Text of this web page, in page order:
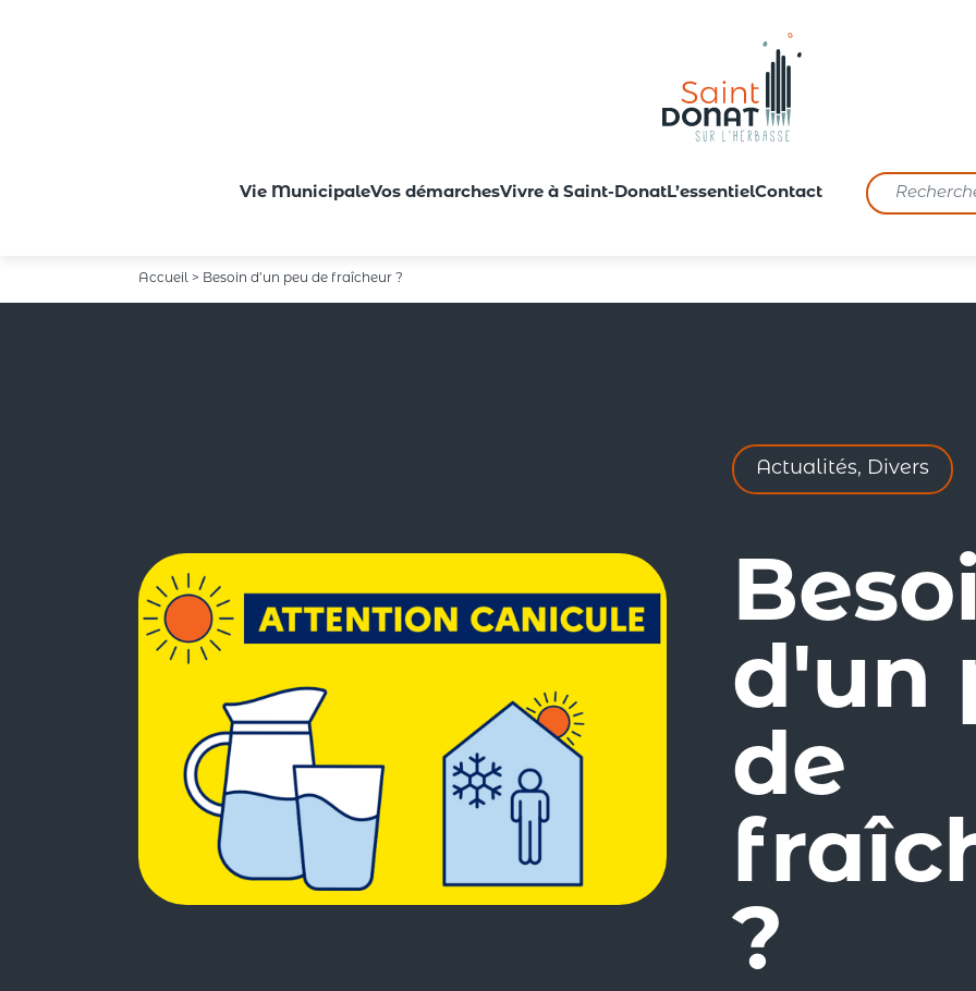
Passer au contenu principal
Vie MunicipaleVos démarchesVivre à Saint-DonatL’essentielContact
Accueil > Besoin d’un peu de fraîcheur ?
Actualités, Divers
d'un
de
?